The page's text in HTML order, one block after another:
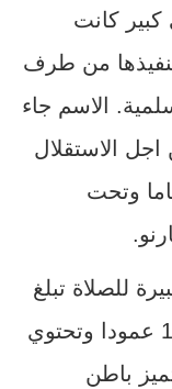
كانت
من طرف
الاسم جاء
الاستقلال
بناء المسجد حوال 17 عاما وتحت
للصلاة تبلغ
مساحة قطرها 45 مترا ويدعمها 12 عمودا وتحتوي
باطن